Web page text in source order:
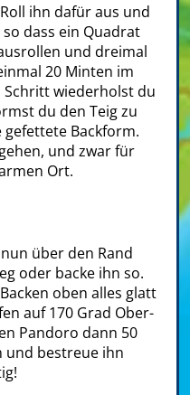
ihn dafür aus und
dass ein Quadrat
und dreimal
20 Minten im
Schritt wiederholst du
du den Teig zu
Backform.
und zwar für
Ort.
über den Rand
oder backe ihn so.
oben alles glatt
auf 170 Grad Ober-
Pandoro dann 50
und bestreue ihn